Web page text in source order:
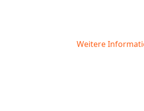
Weitere